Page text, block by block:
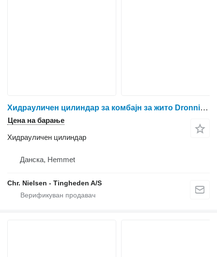
Хидрауличен цилиндар за комбајн за жито Dronningborg D1650
Цена на барање
Хидрауличен цилиндар
Данска, Hemmet
Chr. Nielsen - Tingheden A/S